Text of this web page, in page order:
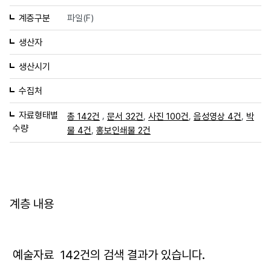
계층구분 파일(F)
생산자
생산시기
수집처
자료형태별
수량
총 142건 , 문서 32건 사진 100건 음성영상 4건
박
물 4건, 홍보인쇄물 2건
계층 내용
예술자료 142건의 검색 결과가 있습니다.